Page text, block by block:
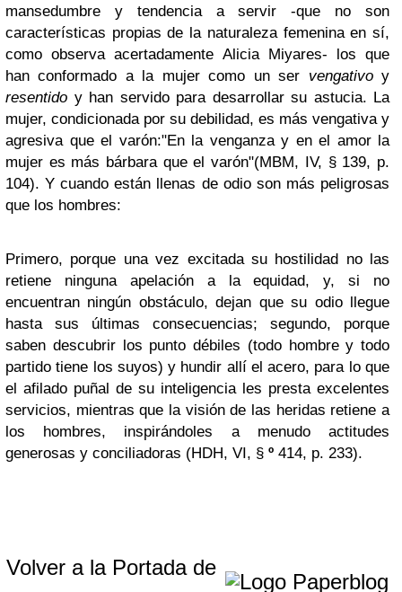
mansedumbre y tendencia a servir -que no son
características propias de la naturaleza femenina en sí,
como observa acertadamente Alicia Miyares- los que
han conformado a la mujer como un ser vengativoy
resentido y han servido para desarrollar su astucia. La
mujer, condicionada por su debilidad, es más vengativa y
agresiva que el varón:"En la venganza y en el amor la
mujer es más bárbara que el varón"(MBM, IV, § 139, p.
104). Y cuando están llenas de odio son más peligrosas
que los hombres:
Primero, porque una vez excitada su hostilidad no las
retiene ninguna apelación a la equidad, y, si no
encuentran ningún obstáculo, dejan que su odio llegue
hasta sus últimas consecuencias; segundo, porque
saben descubrir los punto débiles (todo hombre y todo
partido tiene los suyos) y hundir allí el acero, para lo que
el afilado puñal de su inteligencia les presta excelentes
servicios, mientras que la visión de las heridas retiene a
los hombres, inspirándoles a menudo actitudes
generosas y conciliadoras (HDH, VI, § º 414, p. 233).
Volver a la Portada de